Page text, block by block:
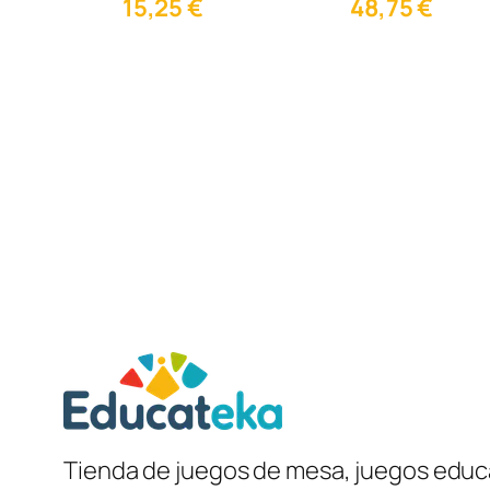
15,25€ 48,75€
Tienda de juegos de mesa, juegos